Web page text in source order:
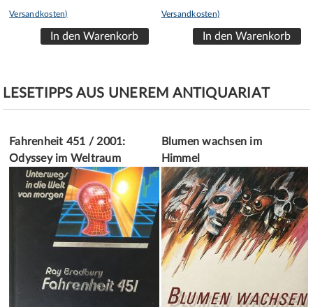
Versandkosten) Versandkosten)
LESETIPPS AUS UNEREM ANTIQUARIAT
Fahrenheit 451 / 2001:
Odyssey im Weltraum
Blumen wachsen im
Himmel